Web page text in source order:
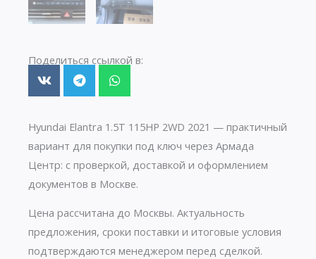
Поделиться ссылкой в:
Hyundai Elantra 1.5T 115HP 2WD 2021 — практичный
вариант для покупки под ключ через Армада
Центр: с проверкой, доставкой и оформлением
документов в Москве.
Цена рассчитана до Москвы. Актуальность
предложения, сроки поставки и итоговые условия
подтверждаются менеджером перед сделкой.